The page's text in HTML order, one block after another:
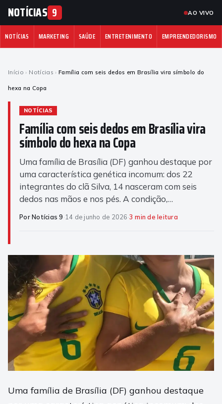
NOTÍCIAS 9 AO VIVO
NOTÍCIAS MARKETING SAÚDE ENTRETENIMENTO EMPREENDEDORISMO
Início › Notícias › Família com seis dedos em Brasília vira símbolo do
hexa na Copa
NOTÍCIAS
Família com seis dedos em Brasília vira
símbolo do hexa na Copa
Uma família de Brasília (DF) ganhou destaque por
uma característica genética incomum: dos 22
integrantes do clã Silva, 14 nasceram com seis
dedos nas mãos e nos pés. A condição,…
Por Notícias 9·14 de junho de 2026·3 min de leitura
Uma família de Brasília (DF) ganhou destaque